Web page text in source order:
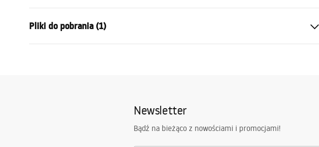
Materiał
Długość (mm)
470mm
24 miesiące
Pliki do pobrania (1)
Newsletter
Bądź na bieżąco z nowościami i promocjami!